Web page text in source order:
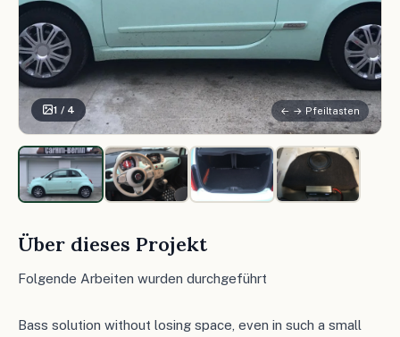
1 / 4 ← → Pfeiltasten
Über dieses Projekt
Folgende Arbeiten wurden durchgeführt
Bass solution without losing space, even in such a small